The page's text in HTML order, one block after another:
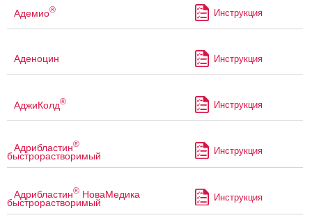
Адемио® Инструкция
Аденоцин Инструкция
АджиКолд® Инструкция
Адрибластин®
быстрорастворимый Инструкция
Адрибластин® НоваМедика
быстрорастворимый Инструкция